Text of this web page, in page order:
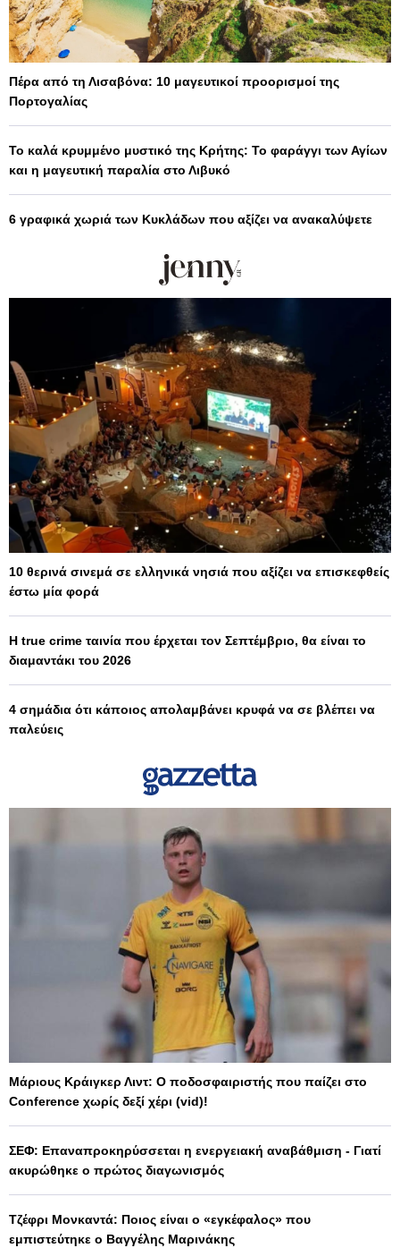
Πέρα από τη Λισαβόνα: 10 μαγευτικοί προορισμοί της
Πορτογαλίας
Το καλά κρυμμένο μυστικό της Κρήτης: Το φαράγγι των Αγίων
και η μαγευτική παραλία στο Λιβυκό
6 γραφικά χωριά των Κυκλάδων που αξίζει να ανακαλύψετε
10 θερινά σινεμά σε ελληνικά νησιά που αξίζει να επισκεφθείς
έστω μία φορά
Η true crime ταινία που έρχεται τον Σεπτέμβριο, θα είναι το
διαμαντάκι του 2026
4 σημάδια ότι κάποιος απολαμβάνει κρυφά να σε βλέπει να
παλεύεις
Μάριους Κράιγκερ Λιντ: Ο ποδοσφαιριστής που παίζει στο
Conference χωρίς δεξί χέρι (vid)!
ΣΕΦ: Επαναπροκηρύσσεται η ενεργειακή αναβάθμιση - Γιατί
ακυρώθηκε ο πρώτος διαγωνισμός
Τζέφρι Μονκαντά: Ποιος είναι ο «εγκέφαλος» που
εμπιστεύτηκε ο Βαγγέλης Μαρινάκης